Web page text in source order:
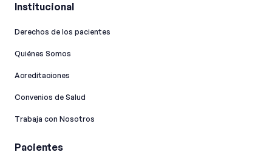
Institucional
Derechos de los pacientes
Quiénes Somos
Acreditaciones
Convenios de Salud
Trabaja con Nosotros
Pacientes